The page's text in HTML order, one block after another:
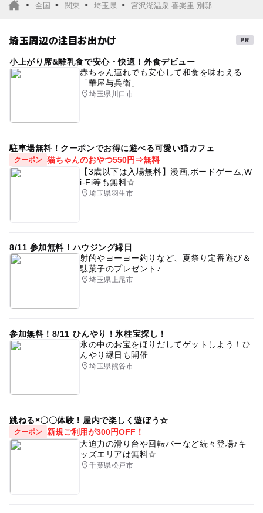
全国 関東 埼玉県 宮沢湖温泉 喜楽里 別邸
埼玉周辺の注目お出かけ
小上がり席&離乳食で安心・快適！外食デビュー
赤ちゃん連れでも安心して和食を味わえる
「華屋与兵衛」
埼玉県川口市
駐車場無料！クーポンでお得に遊べる可愛い猫カフェ
クーポン 猫ちゃんのおやつ550円⇒無料
【3歳以下は入場無料】漫画,ボードゲーム,W
i-Fi等も無料☆
埼玉県羽生市
8/11 参加無料！ハウジング縁日
射的やヨーヨー釣りなど、夏祭り定番遊び＆
駄菓子のプレゼント♪
埼玉県上尾市
参加無料！8/11 ひんやり！氷柱宝探し！
氷の中のお宝をほりだしてゲットしよう！ひ
んやり縁日も開催
埼玉県熊谷市
跳ねる×〇〇体験！屋内で楽しく遊ぼう☆
クーポン
新規ご利用が300円OFF！
大迫力の滑り台や回転バーなど続々登場♪キ
ッズエリアは無料☆
千葉県松戸市